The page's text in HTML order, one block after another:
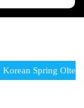
Korean Spring Olte